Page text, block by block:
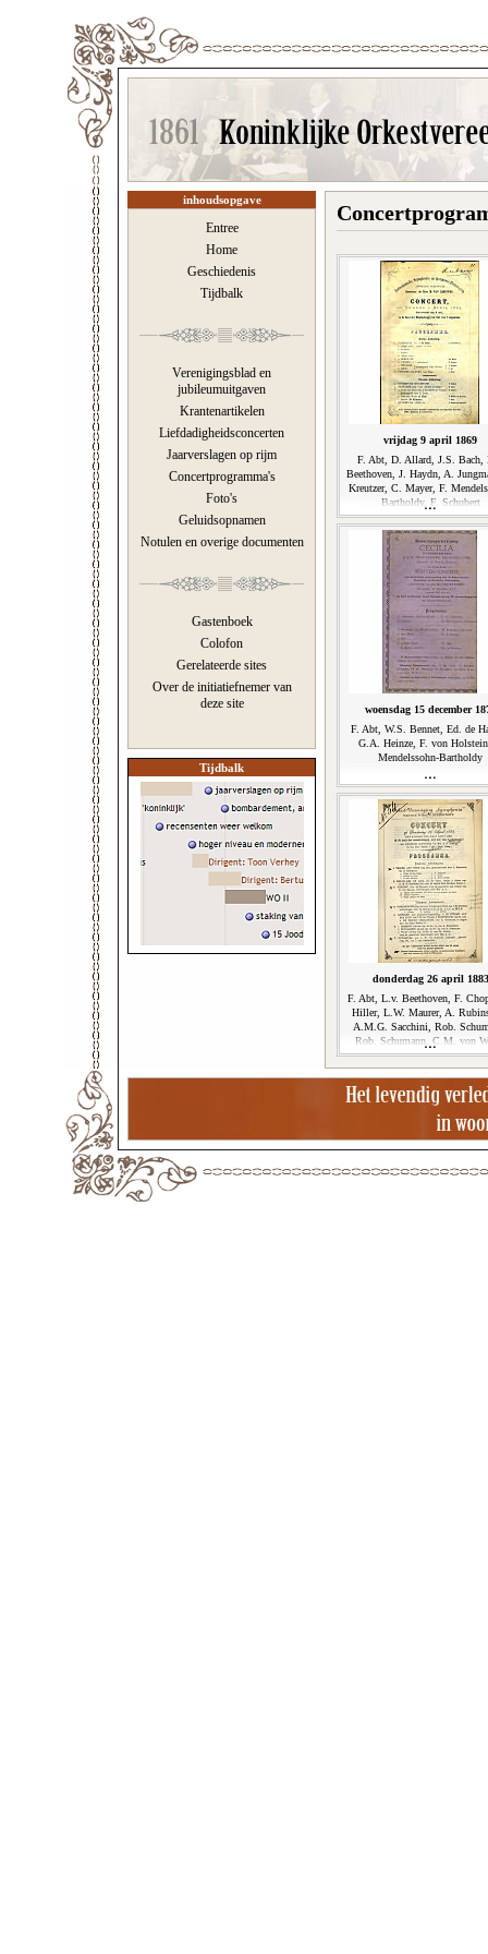
inhoudsopgave
Entree
Home
Geschiedenis
Tijdbalk
Verenigingsblad en
jubileumuitgaven
Krantenartikelen
Liefdadigheidsconcerten
Jaarverslagen op rijm
Concertprogramma's
Foto's
Geluidsopnamen
Notulen en overige documenten
Gastenboek
Colofon
Gerelateerde sites
Over de initiatiefnemer van
deze site
Tijdbalk
vrijdag 9 april 1869
F. Abt, D. Allard, J.S. Bach,
Beethoven, J. Haydn, A.
Kreutzer, C. Mayer, F.
Bartholdy, F. Schubert
woensdag 15 december
F. Abt, W.S. Bennet, Ed. de
G.A. Heinze, F. von
Mendelssohn-Bartholdy
donderdag 26 april 1883
F. Abt, L.v. Beethoven, F.
Hiller, L.W. Maurer, A.
A.M.G. Sacchini, Rob.
Rob. Schumann, C.M. von